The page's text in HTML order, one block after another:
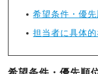
希望条件・優
担当者に具体